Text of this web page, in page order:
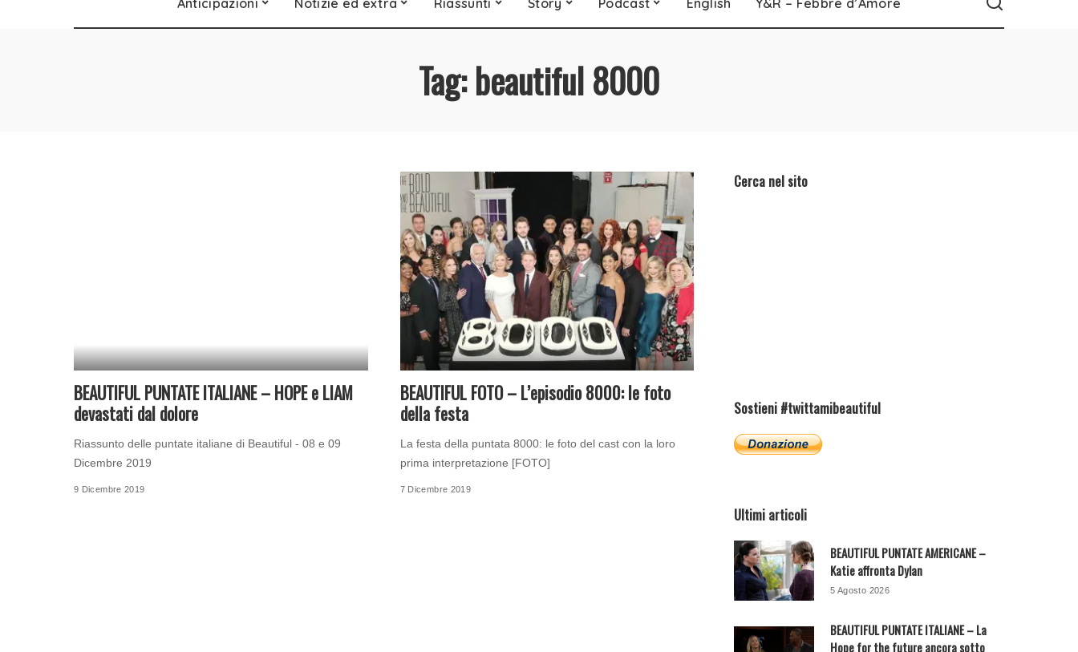
Anticipazioni Notizie ed extra Riassunti Story Podcast English Y&R – Febbre d’Amore
Tag:beautiful 8000
BEAUTIFUL PUNTATE ITALIANE – HOPE e LIAM
devastati dal dolore
Riassunto delle puntate italiane di Beautiful - 08 e 09
Dicembre 2019
9 Dicembre 2019
BEAUTIFUL FOTO – L’episodio 8000: le foto
della festa
La festa della puntata 8000: le foto del cast con la loro
prima interpretazione [FOTO]
7 Dicembre 2019
Cerca nel sito
Sostieni #twittamibeautiful
Ultimi articoli
BEAUTIFUL PUNTATE AMERICANE –
Katie affronta Dylan
5 Agosto 2026
BEAUTIFUL PUNTATE ITALIANE – La
Hope for the future ancora sotto